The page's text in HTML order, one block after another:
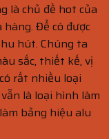
là chủ đề hot của
Để có được
hút. Chúng ta
sắc, thiết kế, vị
rất nhiều loại
là loại hình làm
bảng hiệu alu